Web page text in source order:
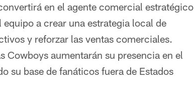
en el agente comercial estratégico
a crear una estrategia local de
y reforzar las ventas comerciales.
Cowboys aumentarán su presencia en el
su base de fanáticos fuera de Estados